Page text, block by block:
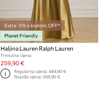
Extra -5% s kodom: OFF*
Planet Friendly
Haljina Lauren Ralph Lauren
Trenutna cijena:
259,90 €
Regularna cijena:449,90 €
Najniža cijena:269,90 €